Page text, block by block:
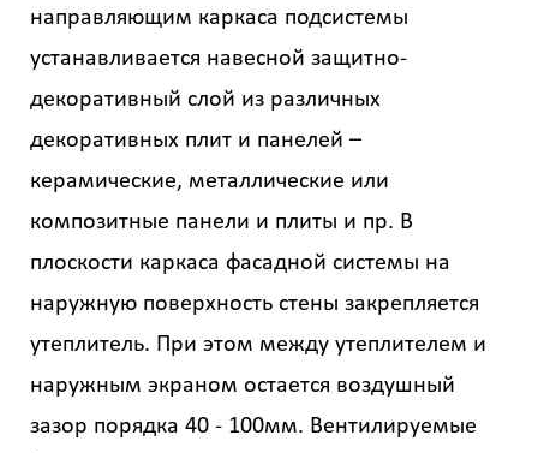
направляющим каркаса подсистемы
устанавливается навесной защитно-
декоративный слой из различных
декоративных плит и панелей –
керамические, металлические или
композитные панели и плиты и пр. В
плоскости каркаса фасадной системы на
наружную поверхность стены закрепляется
утеплитель. При этом между утеплителем и
наружным экраном остается воздушный
зазор порядка 40 - 100мм. Вентилируемые